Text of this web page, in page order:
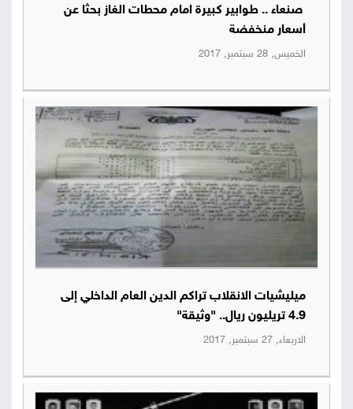
صنعاء .. طوابير كبيرة امام محطات الغاز بحثا عن
أسعار منخفضة
الخميس, 28 سبتمبر, 2017
ميليشيات الانقلاب تراكم الدين العام الداخلي إلى
4.9 تريليون ريال.. "وثيقة"
الاربعاء, 27 سبتمبر, 2017